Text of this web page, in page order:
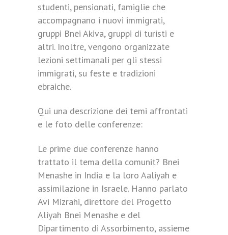
studenti, pensionati, famiglie che
accompagnano i nuovi immigrati,
gruppi Bnei Akiva, gruppi di turisti e
altri. Inoltre, vengono organizzate
lezioni settimanali per gli stessi
immigrati, su feste e tradizioni
ebraiche.
Qui una descrizione dei temi affrontati
e le foto delle conferenze:
Le prime due conferenze hanno
trattato il tema della comunit? Bnei
Menashe in India e la loro Aaliyah e
assimilazione in Israele. Hanno parlato
Avi Mizrahi, direttore del Progetto
Aliyah Bnei Menashe e del
Dipartimento di Assorbimento, assieme